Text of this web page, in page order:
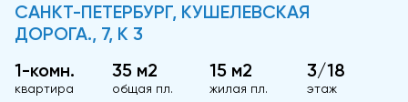
САНКТ-ПЕТЕРБУРГ, КУШЕЛЕВСКАЯ
ДОРОГА., 7, К 3
1-комн.
квартира
35 м2
общая пл.
15 м2
жилая пл.
3/18
этаж